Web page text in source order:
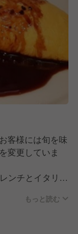
客様には旬を味
変更していま
ンチとイタリア
もっと読む